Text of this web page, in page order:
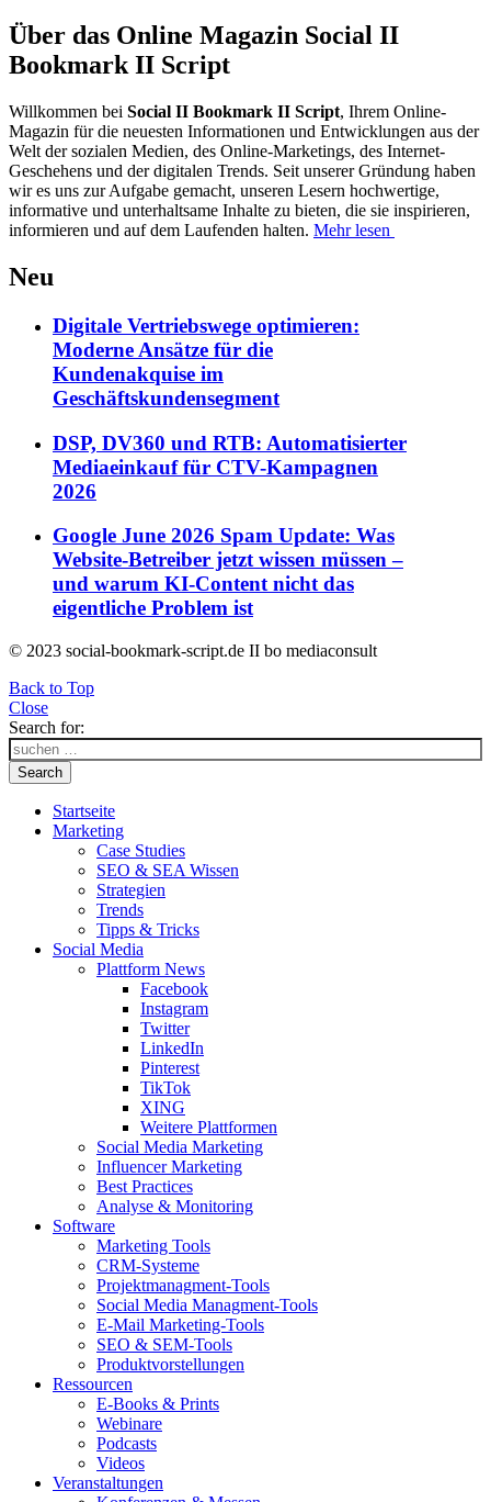
Über das Online Magazin Social II
Bookmark II Script
Willkommen bei Social II Bookmark II Script, Ihrem Online-
Magazin für die neuesten Informationen und Entwicklungen aus der
Welt der sozialen Medien, des Online-Marketings, des Internet-
Geschehens und der digitalen Trends. Seit unserer Gründung haben
wir es uns zur Aufgabe gemacht, unseren Lesern hochwertige,
informative und unterhaltsame Inhalte zu bieten, die sie inspirieren,
informieren und auf dem Laufenden halten. Mehr lesen
Neu
Digitale Vertriebswege optimieren:
Moderne Ansätze für die
Kundenakquise im
Geschäftskundensegment
DSP, DV360 und RTB: Automatisierter
Mediaeinkauf für CTV-Kampagnen
2026
Google June 2026 Spam Update: Was
Website-Betreiber jetzt wissen müssen –
und warum KI-Content nicht das
eigentliche Problem ist
© 2023 social-bookmark-script.de II bo mediaconsult
Back to Top
Close
Search for:
Search
Startseite
Marketing
Case Studies
SEO & SEA Wissen
Strategien
Trends
Tipps & Tricks
Social Media
Plattform News
Facebook
Instagram
Twitter
LinkedIn
Pinterest
TikTok
XING
Weitere Plattformen
Social Media Marketing
Influencer Marketing
Best Practices
Analyse & Monitoring
Software
Marketing Tools
CRM-Systeme
Projektmanagment-Tools
Social Media Managment-Tools
E-Mail Marketing-Tools
SEO & SEM-Tools
Produktvorstellungen
Ressourcen
E-Books & Prints
Webinare
Podcasts
Videos
Veranstaltungen